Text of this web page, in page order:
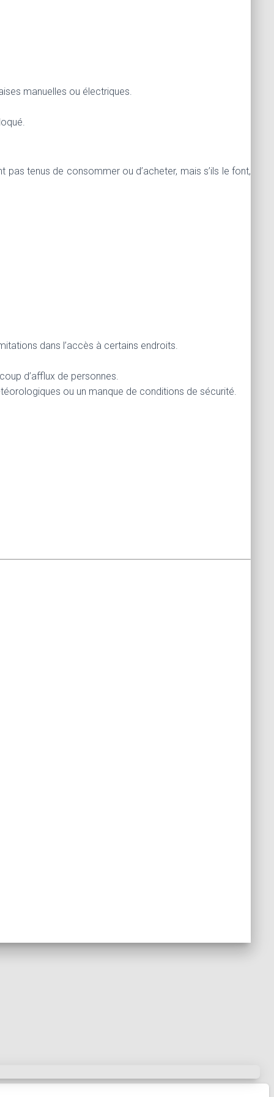
manuelles ou électriques.
tenus de consommer ou d’acheter, mais s’ils le font,
dans l’accès à certains endroits.
d’afflux de personnes.
ou un manque de conditions de sécurité.